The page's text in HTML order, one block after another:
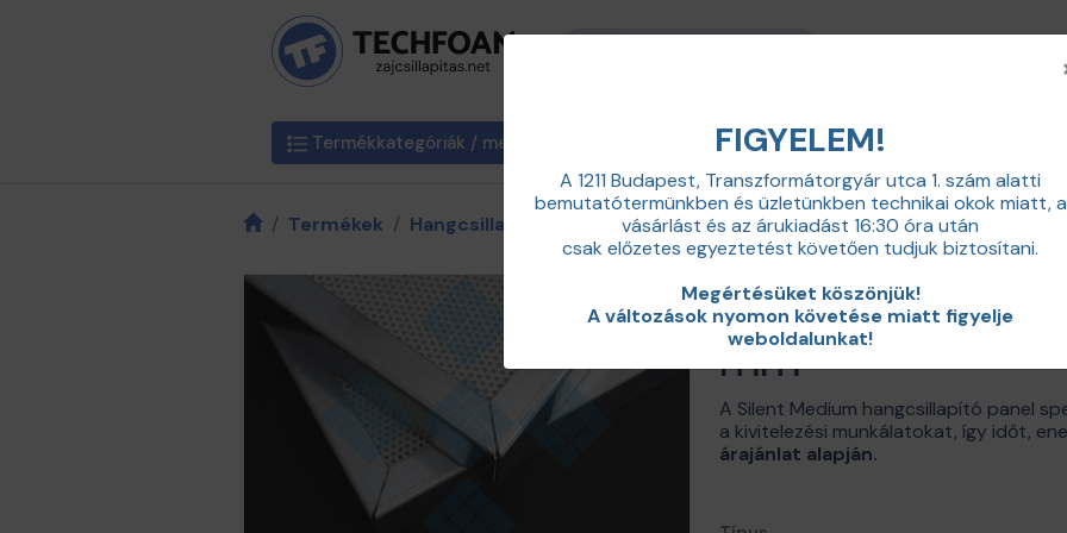
+36 20 598 0100
Termékkategóriák / menü
Termékek Hangcsillapító panelek Silent Medium 500x1000x57 mm
Silent Medium
mm
A Silent Medium hangcsillapító panel
a kivitelezési munkálatokat, így időt,
árajánlat alapján.
FIGYELEM!
A 1211 Budapest, Transzformátorgyár utca 1. szám alatti
bemutatótermünkben és üzletünkben technikai okok miatt,a
vásárlást és az árukiadást 16:30 óra után
csak előzetes egyeztetést követően tudjuk biztosítani.
Megértésüket köszönjük!
A változások nyomon követése miatt figyelje
weboldalunkat!